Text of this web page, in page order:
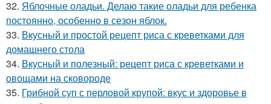
32. Яблочные оладьи. Делаю такие оладьи для ребенка
постоянно, особенно в сезон яблок.
33. Вкусный и простой рецепт риса с креветками для
домашнего стола
34. Вкусный и полезный: рецепт риса с креветками и
овощами на сковороде
35. Грибной суп с перловой крупой: вкус и здоровье в